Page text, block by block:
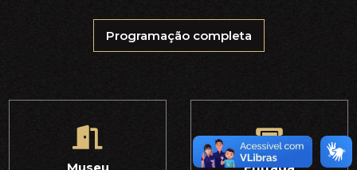
Programação completa